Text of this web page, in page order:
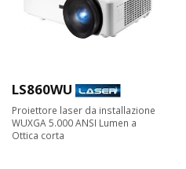
LS860WU
Proiettore laser da installazione
WUXGA 5.000 ANSI Lumen a
Ottica corta